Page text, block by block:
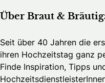
Über Braut &
Seit über 40 Jahren die
ihren Hochzeitstag ganz
Finde Inspiration, Tipps